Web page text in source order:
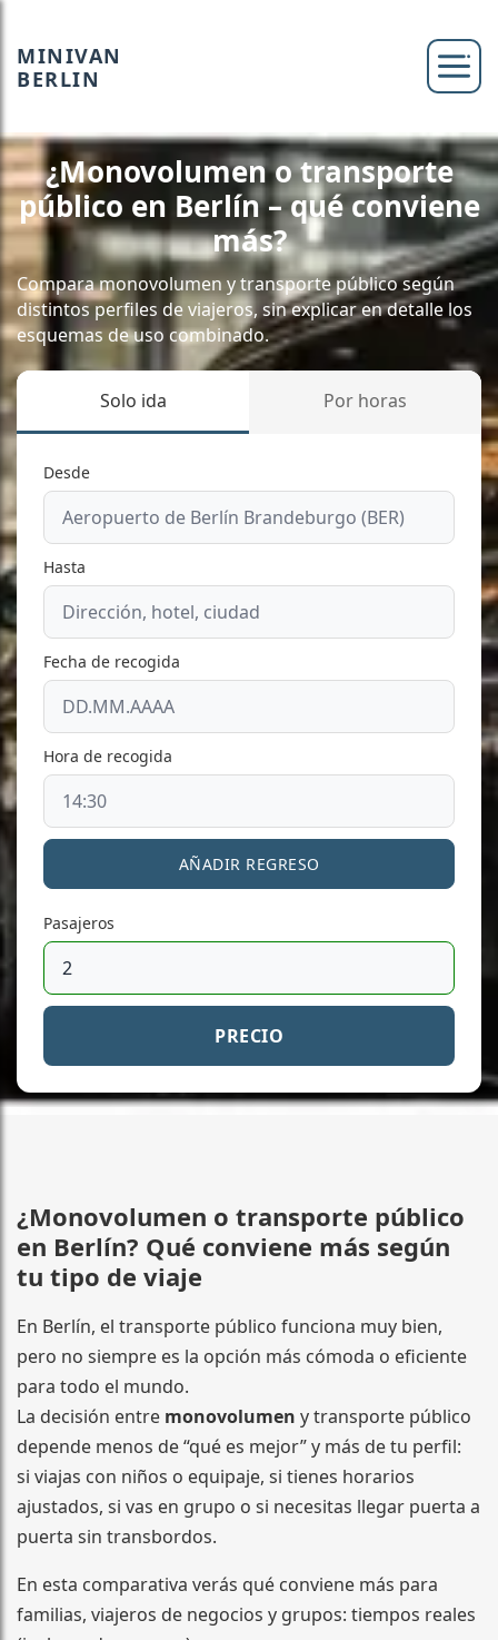
MINIVAN
BERLIN
¿Monovolumen o transporte
público en Berlín – qué conviene
más?
Compara monovolumen y transporte público según
distintos perfiles de viajeros, sin explicar en detalle los
esquemas de uso combinado.
Solo ida Por horas
Desde
Hasta
Fecha de recogida
Hora de recogida
AÑADIR REGRESO
Pasajeros
PRECIO
¿Monovolumen o transporte público
en Berlín? Qué conviene más según
tu tipo de viaje
En Berlín, el transporte público funciona muy bien,
pero no siempre es la opción más cómoda o eficiente
para todo el mundo.
La decisión entre monovolumen y transporte público
depende menos de “qué es mejor” y más de tu perfil:
si viajas con niños o equipaje, si tienes horarios
ajustados, si vas en grupo o si necesitas llegar puerta a
puerta sin transbordos.
En esta comparativa verás qué conviene más para
familias, viajeros de negocios y grupos: tiempos reales